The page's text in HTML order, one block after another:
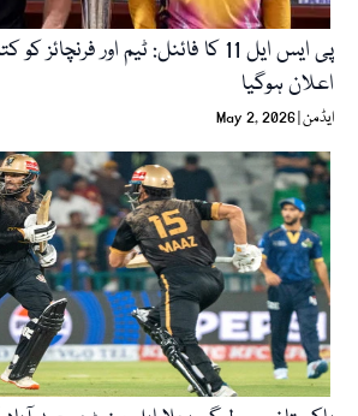
پی ایس ایل 11 کا فائنل: ٹیم اور
اعلان ہوگیا
ایڈمن May 2, 2026